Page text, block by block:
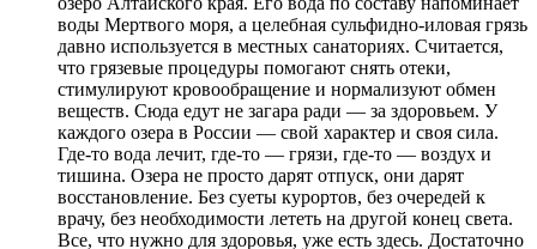
воды Мертвого моря, а целебная сульфидно-иловая грязь
давно используется в местных санаториях. Считается,
что грязевые процедуры помогают снять отеки,
стимулируют кровообращение и нормализуют обмен
веществ. Сюда едут не загара ради — за здоровьем. У
каждого озера в России — свой характер и своя сила.
Где-то вода лечит, где-то — грязи, где-то — воздух и
тишина. Озера не просто дарят отпуск, они дарят
восстановление. Без суеты курортов, без очередей к
врачу, без необходимости лететь на другой конец света.
Все, что нужно для здоровья, уже есть здесь. Достаточно